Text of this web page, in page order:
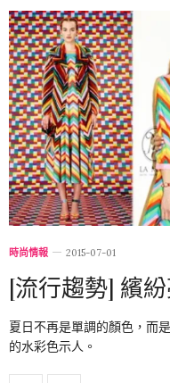
時尚情報 2015-07-01
[流行趨勢] 繽
夏日不再是單調的顏色，而
的水彩色示人。